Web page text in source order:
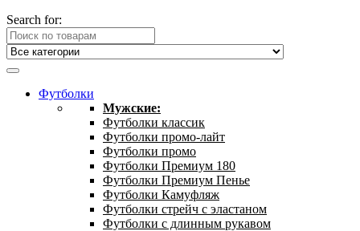
Search for:
Футболки
Мужские:
Футболки классик
Футболки промо-лайт
Футболки промо
Футболки Премиум 180
Футболки Премиум Пенье
Футболки Камуфляж
Футболки стрейч с эластаном
Футболки с длинным рукавом